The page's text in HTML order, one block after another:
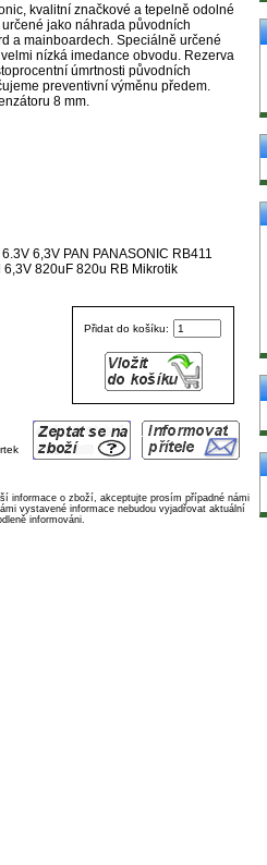
kvalitní značkové a tepelně odolné
jako náhrada původních
a mainboardech. Speciálně určené
nízká imedance obvodu. Rezerva
úmrtnosti původních
preventivní výměnu předem.
8 mm.
6,3V PAN PANASONIC RB411
820uF 820u RB Mikrotik
Přidat do košíku:
informace o zboží, akceptujte prosím případné námi
vystavené informace nebudou vyjadřovat aktuální
informováni.